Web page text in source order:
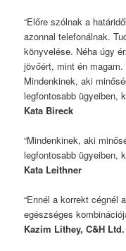
“Előre szólnak a
azonnal telefonálnak.
könyvelése. Néha úgy
jövőért, mint én
Mindenkinek, aki
legfontosabb ügyeiben,
Kata Bireck
“Mindenkinek, aki
legfontosabb ügyeiben,
Kata Leithner
“Ennél a korrekt cégnél
egészséges
Kazim Lithey, C&H